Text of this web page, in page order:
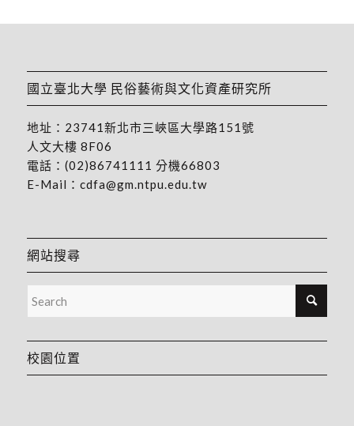
國立臺北大學 民俗藝術與文化資產研究所
地址： 23741新北市三峽區大學路151號
人文大樓 8F06
電話： (02)86741111 分機66803
E-Mail： cdfa@gm.ntpu.edu.tw
網站搜尋
校園位置